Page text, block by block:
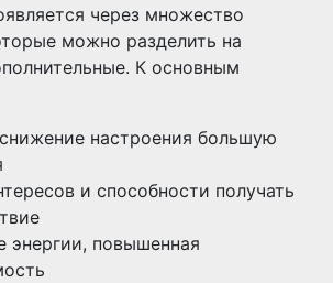
через множество
можно разделить на
К основным
настроения большую
и способности получать
энергии, повышенная